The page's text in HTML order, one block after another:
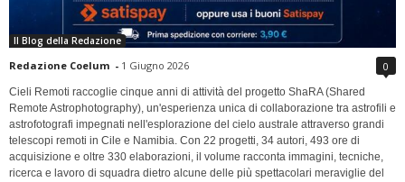
Il Blog della Redazione
Redazione Coelum - 1 Giugno 2026 0
Cieli Remoti raccoglie cinque anni di attività del progetto ShaRA (Shared
Remote Astrophotography), un'esperienza unica di collaborazione tra astrofili e
astrofotografi impegnati nell'esplorazione del cielo australe attraverso grandi
telescopi remoti in Cile e Namibia. Con 22 progetti, 34 autori, 493 ore di
acquisizione e oltre 330 elaborazioni, il volume racconta immagini, tecniche,
ricerca e lavoro di squadra dietro alcune delle più spettacolari meraviglie del